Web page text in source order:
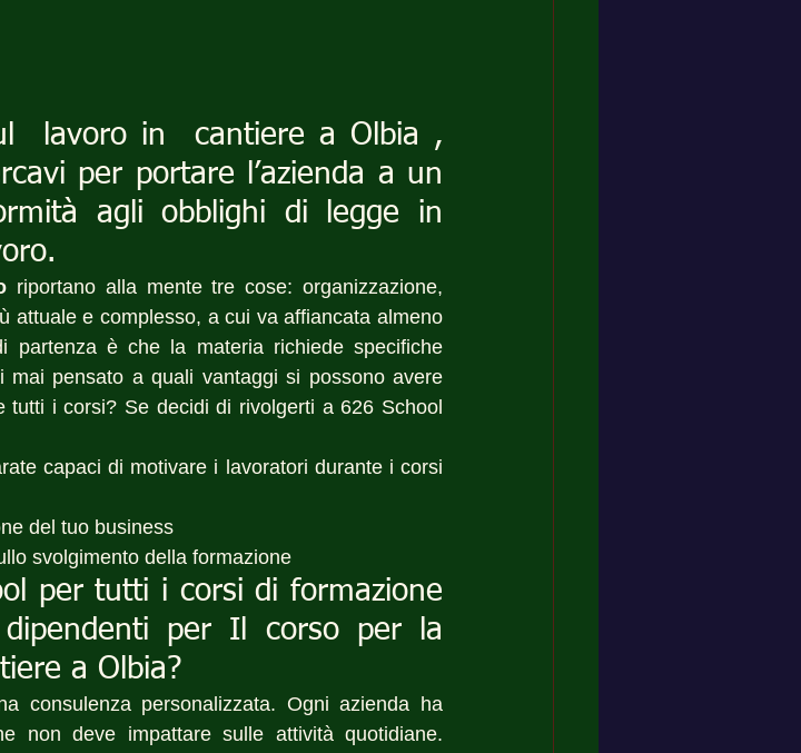
lavoro in  cantiere a Olbia ,
per portare l’azienda a un
agli obblighi di legge in
riportano alla mente tre cose: organizzazione,
attuale e complesso, a cui va affiancata almeno
partenza è che la materia richiede specifiche
mai pensato a quali vantaggi si possono avere
i corsi? Se decidi di rivolgerti a 626 School
capaci di motivare i lavoratori durante i corsi
del tuo business
svolgimento della formazione
per tutti i corsi di formazione
per Il corso per la
a Olbia?
consulenza personalizzata. Ogni azienda ha
non deve impattare sulle attività quotidiane.